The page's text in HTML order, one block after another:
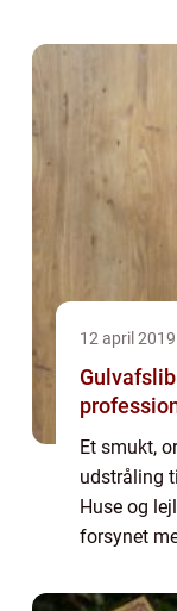
12 april 2019
Et smukt,
udstråling
Huse og
forsynet